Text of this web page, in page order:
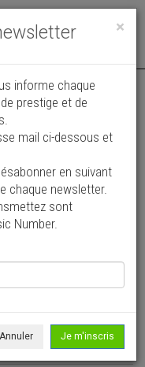
Toggle
par
Corvette >
×
informe chaque
prestige et de
mail ci-dessous et
en suivant
chaque newsletter.
sont
Number.
Annuler Je m'inscris